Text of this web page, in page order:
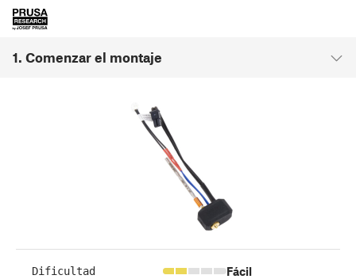
1. Comenzar el montaje
Dificultad Fácil